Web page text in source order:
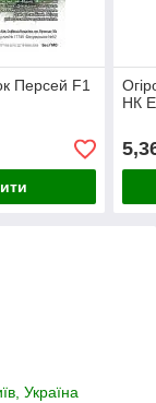
Персей F1
НК
Україна